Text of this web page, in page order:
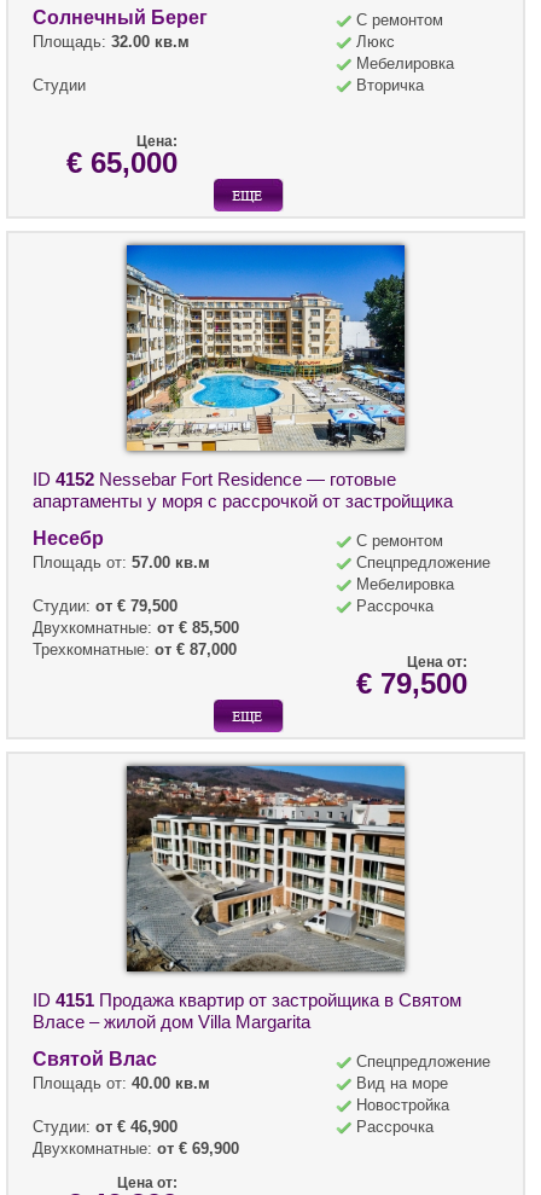
Солнечный Берег
Площадь: 32.00 кв.м
Студии
С ремонтом
Люкс
Мебелировка
Вторичка
Цена:
€ 65,000
ID 4152 Nessebar Fort Residence — готовые
апартаменты у моря с рассрочкой от застройщика
Несебр
Площадь от: 57.00 кв.м
Студии: от € 79,500
Двухкомнатные: от € 85,500
Трехкомнатные: от € 87,000
С ремонтом
Спецпредложение
Мебелировка
Рассрочка
Цена от:
€ 79,500
ID 4151 Продажа квартир от застройщика в Святом
Власе – жилой дом Villa Margarita
Святой Влас
Площадь от: 40.00 кв.м
Студии: от € 46,900
Двухкомнатные: от € 69,900
Спецпредложение
Вид на море
Новостройка
Рассрочка
Цена от: